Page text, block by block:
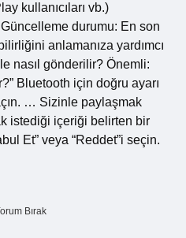
kullanıcıları vb.)
Güncelleme durumu: En son
anlamanıza yardımcı
nasıl gönderilir? Önemli:
Bluetooth için doğru ayarı
… Sizinle paylaşmak
istediği içeriği belirten bir
Et” veya “Reddet”i seçin.
Bırak